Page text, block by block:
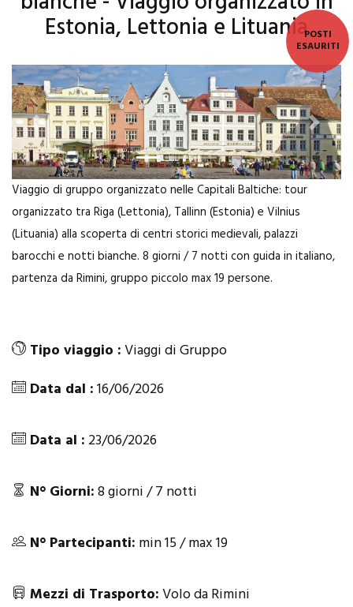
Estonia, Lettonia e LituaniaPOSTI
ESAURITI
Previous Next
Viaggio di gruppo organizzato nelle Capitali Baltiche: tour
organizzato tra Riga (Lettonia), Tallinn (Estonia) e Vilnius
(Lituania) alla scoperta di centri storici medievali, palazzi
barocchi e notti bianche. 8 giorni / 7 notti con guida in italiano,
partenza da Rimini, gruppo piccolo max 19 persone.
Tipo viaggio :Viaggi di Gruppo
Data dal :16/06/2026
Data al : 23/06/2026
N° Giorni:8 giorni / 7 notti
N° Partecipanti: min 15 / max 19
Mezzi di Trasporto:Volo da Rimini